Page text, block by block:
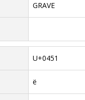
GRAVE
U+0451
ё